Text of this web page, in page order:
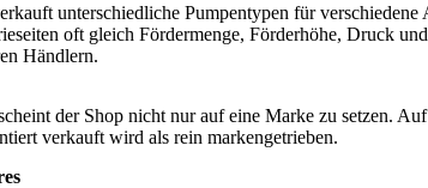
unterschiedliche Pumpentypen für
oft gleich Fördermenge, Förderhöhe, Druck
Händlern.
der Shop nicht nur auf eine Marke zu setzen.
verkauft wird als rein markengetrieben.